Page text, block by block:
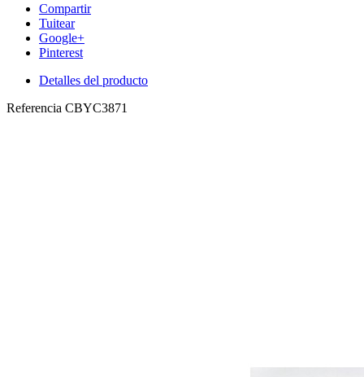
Compartir
Tuitear
Google+
Pinterest
Detalles del producto
Referencia CBYC3871